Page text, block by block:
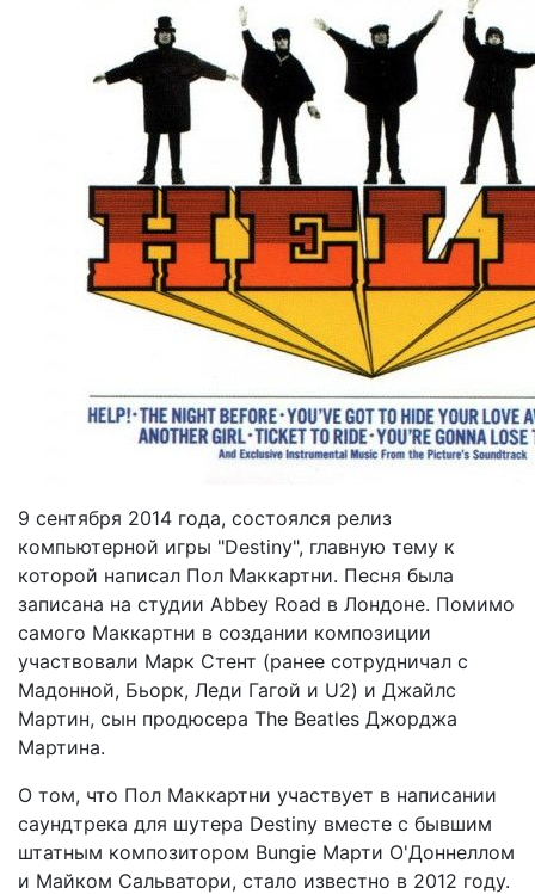
9 сентября 2014 года, состоялся релиз
компьютерной игры "Destiny", главную тему к
которой написал Пол Маккартни. Песня была
записана на студии Abbey Road в Лондоне. Помимо
самого Маккартни в создании композиции
участвовали Марк Стент (ранее сотрудничал с
Мадонной, Бьорк, Леди Гагой и U2) и Джайлс
Мартин, сын продюсера The Beatles Джорджа
Мартина.
О том, что Пол Маккартни участвует в написании
саундтрека для шутера Destiny вместе с бывшим
штатным композитором Bungie Марти О'Доннеллом
и Майком Сальватори, стало известно в 2012 году.